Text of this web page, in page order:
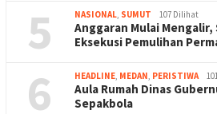
5 NASIONAL SUMUT 107 Dilihat
Anggaran Mulai Mengalir,
Eksekusi Pemulihan
6 HEADLINE MEDAN PERISTIWA
Aula Rumah Dinas
Sepakbola